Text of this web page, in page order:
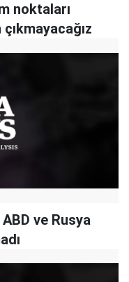
noktaları
ve Rusya